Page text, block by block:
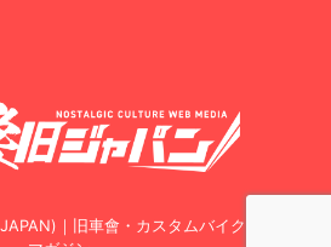
｜旧車會・カスタムバイク専門WEB